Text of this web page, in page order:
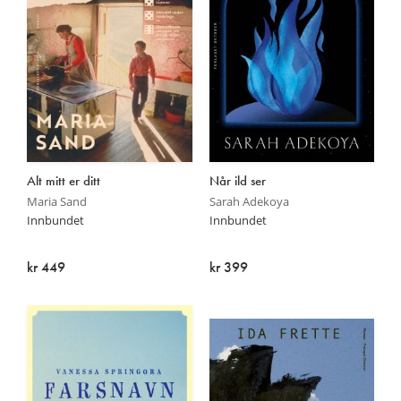
Alt mitt er ditt
Maria Sand
Innbundet
kr 449
Når ild ser
Sarah Adekoya
Innbundet
kr 399